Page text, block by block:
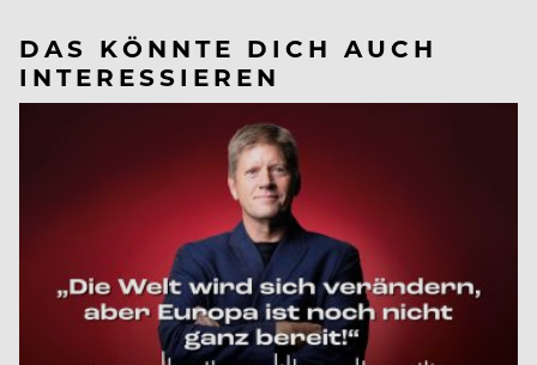
DAS KÖNNTE DICH AUCH
INTERESSIEREN